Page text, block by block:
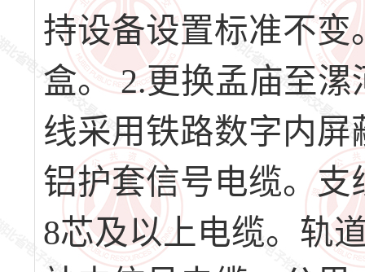
持设备设置标准不变
盒。 2.更换孟庙至
线采用铁路数字内
铝护套信号电缆。
8芯及以上电缆。轨